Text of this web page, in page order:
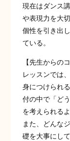
現在はダンス
や表現力を大
個性を引き出
ている。
【先生からの
レッスンでは
身につけられ
付の中で「ど
を考えられる
また、どんな
礎を大事にし